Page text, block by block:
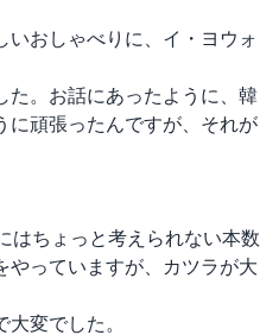
いおしゃべりに、イ・ヨウォ
た。お話にあったように、韓
に頑張ったんですが、それが
はちょっと考えられない本数
やっていますが、カツラが大
変でした。